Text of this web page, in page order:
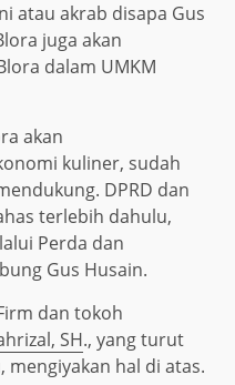
atau akrab disapa Gus
juga akan
dalam UMKM
akan
kuliner, sudah
DPRD dan
terlebih dahulu,
Perda dan
Gus Husain.
dan tokoh
SH., yang turut
hal di atas.